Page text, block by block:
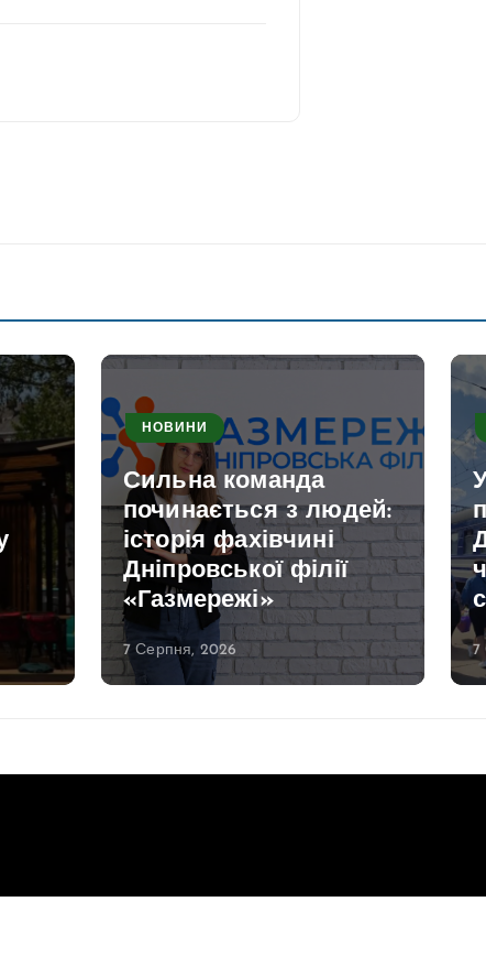
НОВИНИ
Сильна команда
починається з людей:
історія фахівчині
Дніпровської філії
«Газмережі»
7 Серпня, 2026 7